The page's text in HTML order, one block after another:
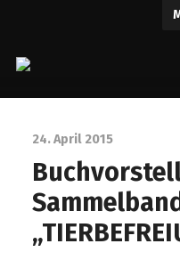
24. April 2015
Sammelband